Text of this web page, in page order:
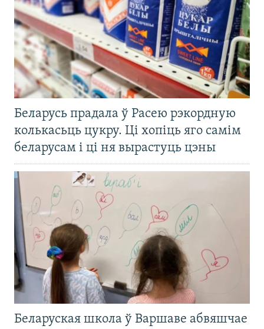
Беларусь прадала ў Расею рэкордную
колькасьць цукру. Ці хопіць яго самім
беларусам і ці ня вырастуць цэны
Беларуская школа ў Варшаве абвяшчае